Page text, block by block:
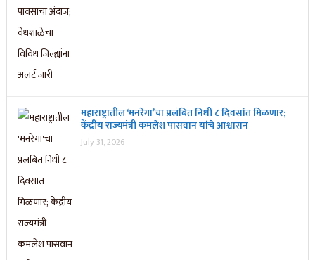
महाराष्ट्रातील ‘मनरेगा’चा प्रलंबित निधी ८ दिवसांत मिळणार;
केंद्रीय राज्यमंत्री कमलेश पासवान यांचे आश्वासन
July 31, 2026